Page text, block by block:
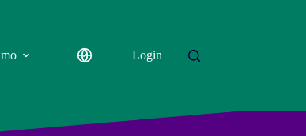
Login